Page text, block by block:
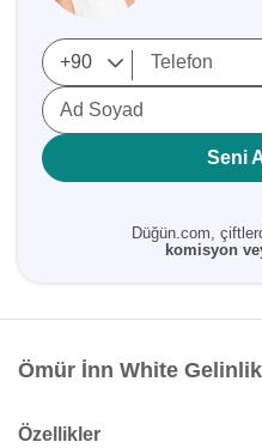
Ad Soyad
Seni
Düğün.com,
komisyon
Ömür İnn White
Özellikler